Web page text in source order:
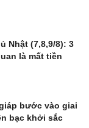
Nhật (7,8,9/8): 3
là mất tiền
bước vào giai
bạc khởi sắc